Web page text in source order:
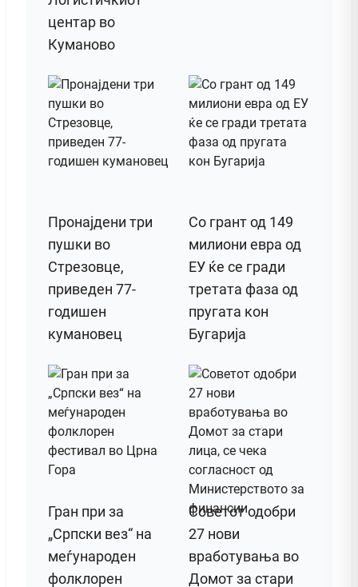
центар во
Куманово
Пронајдени три
пушки во
Стрезовце,
приведен 77-
годишен
кумановец
Со грант од 149
милиони евра од
ЕУ ќе се гради
третата фаза од
пругата кон
Бугарија
Гран при за
„Српски вез“ на
меѓународен
фолклорен
Советот одобри
27 нови
вработувања во
Домот за стари